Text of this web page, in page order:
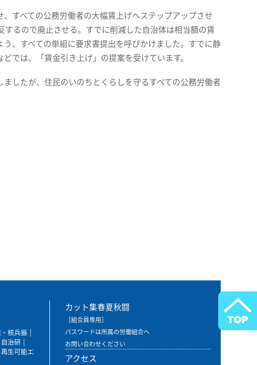
すべての公務労働者の大幅賃上げへステップアップさせ
るので廃止させる。すでに削減した自治体は相当額の賃
、すべての単組に要求書提出を呼びかけました。すでに静
では、「賃金引き上げ」の提案を受けています。
したが、住民のいのちとくらしを守るすべての公務労働者
核兵器
治研
生可能エ
カット集春夏秋闘
［組合員専用］
パスワードは所属の労働組合へ
お問い合わせください
アクセス